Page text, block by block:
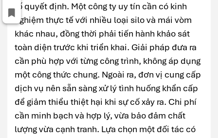
tố quyết định. Một công ty uy tín cần có kinh
nghiệm thực tế với nhiều loại silo và mái vòm
khác nhau, đồng thời phải tiến hành khảo sát
toàn diện trước khi triển khai. Giải pháp đưa ra
cần phù hợp với từng công trình, không áp dụng
một công thức chung. Ngoài ra, đơn vị cung cấp
dịch vụ nên sẵn sàng xử lý tình huống khẩn cấp
để giảm thiểu thiệt hại khi sự cố xảy ra. Chi phí
cần minh bạch và hợp lý, vừa bảo đảm chất
lượng vừa cạnh tranh. Lựa chọn một đối tác có